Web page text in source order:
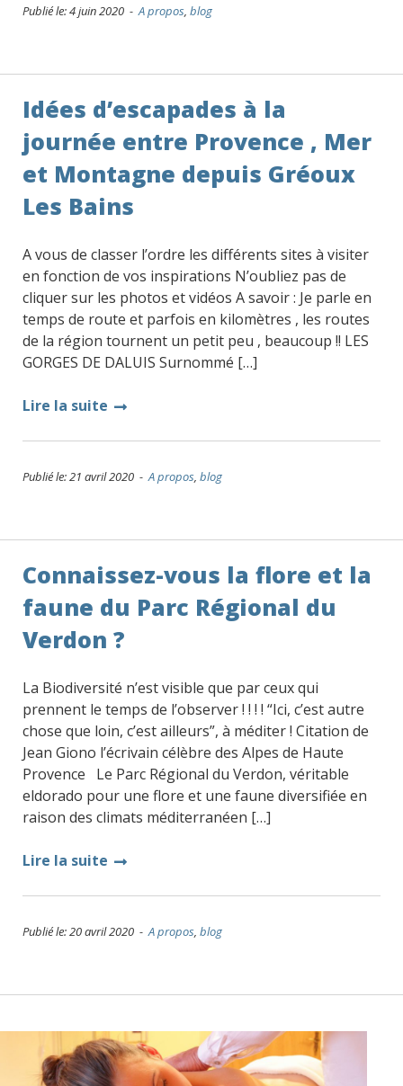
Publié le: 4 juin 2020 -A propos, blog
Idées d’escapades à la
journée entre Provence , Mer
et Montagne depuis Gréoux
Les Bains
A vous de classer l’ordre les différents sites à visiter
en fonction de vos inspirations N’oubliez pas de
cliquer sur les photos et vidéos A savoir : Je parle en
temps de route et parfois en kilomètres , les routes
de la région tournent un petit peu , beaucoup !! LES
GORGES DE DALUIS Surnommé […]
Lire la suite
Publié le: 21 avril 2020 -A propos, blog
Connaissez-vous la flore et la
faune du Parc Régional du
Verdon ?
La Biodiversité n’est visible que par ceux qui
prennent le temps de l’observer ! ! ! ! “Ici, c’est autre
chose que loin, c’est ailleurs”, à méditer ! Citation de
Jean Giono l’écrivain célèbre des Alpes de Haute
Provence Le Parc Régional du Verdon, véritable
eldorado pour une flore et une faune diversifiée en
raison des climats méditerranéen […]
Lire la suite
Publié le: 20 avril 2020 -A propos, blog